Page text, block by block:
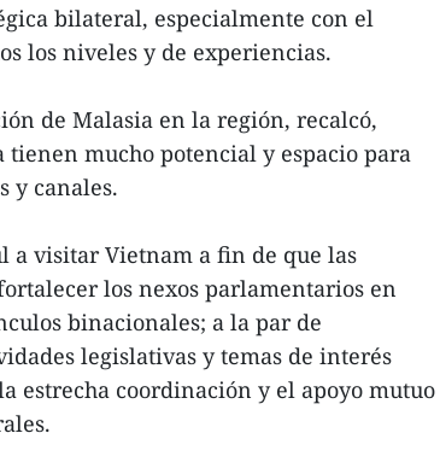
bilateral, especialmente con el
los niveles y de experiencias.
de Malasia en la región, recalcó,
tienen mucho potencial y espacio para
y canales.
a visitar Vietnam a fin de que las
los nexos parlamentarios en
binacionales; a la par de
legislativas y temas de interés
estrecha coordinación y el apoyo mutuo